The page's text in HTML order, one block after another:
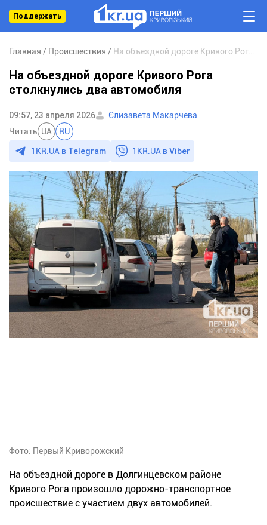
Поддержать
Главная Происшествия
На объездной дороге Кривого Рога
столкнулись два автомобиля
09:57, 23 апреля 2026
Єлизавета Макарчева
Читать UA RU
1KR.UA в Telegram 1KR.UA вViber
Фото: Первый Криворожский
На объездной дороге в Долгинцевском районе
Кривого Рога произошло дорожно-транспортное
происшествие с участием двух автомобилей.